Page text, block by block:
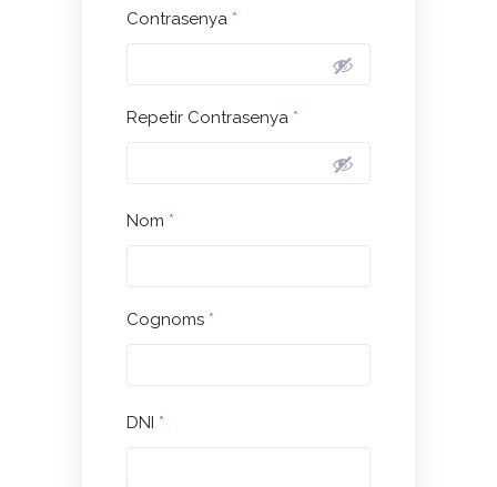
Contrasenya *
Repetir Contrasenya *
Nom *
Cognoms *
DNI *